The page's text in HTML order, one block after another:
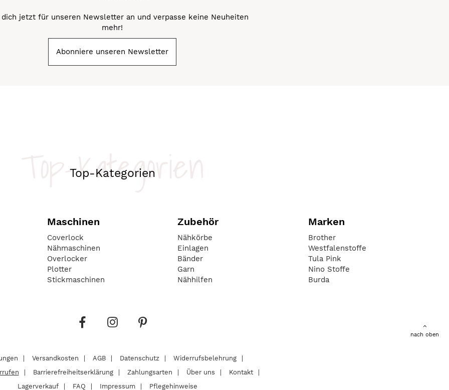
dich jetzt für unseren Newsletter an und verpasse keine Neuheiten
mehr!
Abonniere unseren Newsletter
Top-Kategorien
Top-Kategorien
Maschinen
Coverlock
Nähmaschinen
Overlocker
Plotter
Stickmaschinen
Zubehör
Nähkörbe
Einlagen
Bänder
Garn
Nähhilfen
Marken
Brother
Westfalenstoffe
Tula Pink
Nino Stoffe
Burda
nach oben
Versandkosten AGB Datenschutz
Widerrufsbelehrung
Barrierefreiheitserklärung Zahlungsarten Über uns
Kontakt
Lagerverkauf
FAQ Impressum Pflegehinweise